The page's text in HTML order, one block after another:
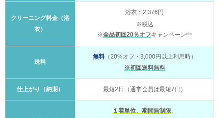
クリーニング料金（浴
衣）
浴衣：2,376円
※税込
※全品初回20％オフキャンペーン中
送料
無料（20%オフ・3,000円以上利用時）
※初回送料無料
仕上がり（納期） 最短2日（通常会員は最短7日）
１着単位、期間無制限。